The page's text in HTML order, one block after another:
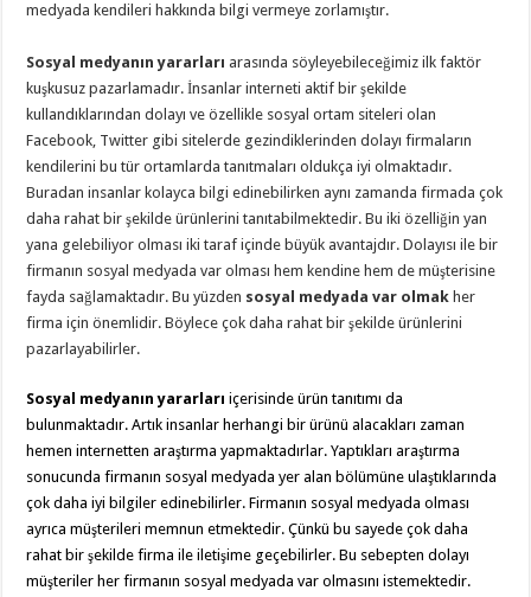
medyada kendileri hakkında bilgi vermeye zorlamıştır.
Sosyal medyanın yararları arasında söyleyebileceğimiz ilk faktör
kuşkusuz pazarlamadır. İnsanlar interneti aktif bir şekilde
kullandıklarından dolayı ve özellikle sosyal ortam siteleri olan
Facebook, Twitter gibi sitelerde gezindiklerinden dolayı firmaların
kendilerini bu tür ortamlarda tanıtmaları oldukça iyi olmaktadır.
Buradan insanlar kolayca bilgi edinebilirken aynı zamanda firmada çok
daha rahat bir şekilde ürünlerini tanıtabilmektedir. Bu iki özelliğin yan
yana gelebiliyor olması iki taraf içinde büyük avantajdır. Dolayısı ile bir
firmanın sosyal medyada var olması hem kendine hem de müşterisine
fayda sağlamaktadır. Bu yüzden sosyal medyada var olmak her
firma için önemlidir. Böylece çok daha rahat bir şekilde ürünlerini
pazarlayabilirler.
Sosyal medyanın yararları içerisinde ürün tanıtımı da
bulunmaktadır. Artık insanlar herhangi bir ürünü alacakları zaman
hemen internetten araştırma yapmaktadırlar. Yaptıkları araştırma
sonucunda firmanın sosyal medyada yer alan bölümüne ulaştıklarında
çok daha iyi bilgiler edinebilirler. Firmanın sosyal medyada olması
ayrıca müşterileri memnun etmektedir. Çünkü bu sayede çok daha
rahat bir şekilde firma ile iletişime geçebilirler. Bu sebepten dolayı
müşteriler her firmanın sosyal medyada var olmasını istemektedir.